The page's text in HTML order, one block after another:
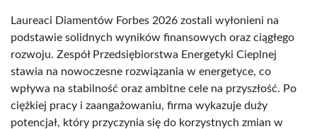
Laureaci Diamentów Forbes 2026 zostali wyłonieni na
podstawie solidnych wyników finansowych oraz ciągłego
rozwoju. Zespół Przedsiębiorstwa Energetyki Cieplnej
stawia na nowoczesne rozwiązania w energetyce, co
wpływa na stabilność oraz ambitne cele na przyszłość. Po
ciężkiej pracy i zaangażowaniu, firma wykazuje duży
potencjał, który przyczynia się do korzystnych zmian w